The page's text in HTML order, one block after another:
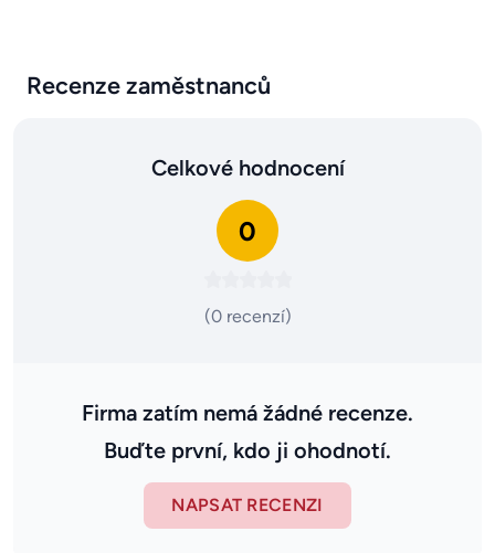
Recenze zaměstnanců
Celkové hodnocení
0
(0 recenzí)
Firma zatím nemá žádné recenze.
Buďte první, kdo ji ohodnotí.
NAPSAT RECENZI